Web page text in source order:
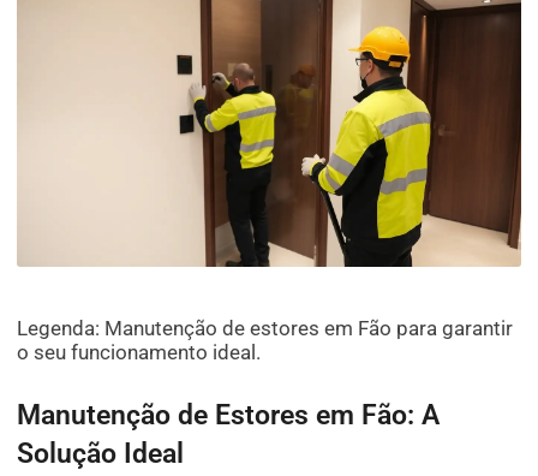
Legenda: Manutenção de estores em Fão para garantir
o seu funcionamento ideal.
Manutenção de Estores em Fão: A
Solução Ideal